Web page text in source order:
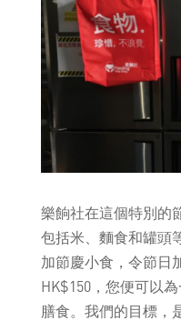
樂餉社在這個特別的
包括米、麵食和罐頭
加節慶小食，令節日
HK$150，您便可以
膳食。我們的目標，